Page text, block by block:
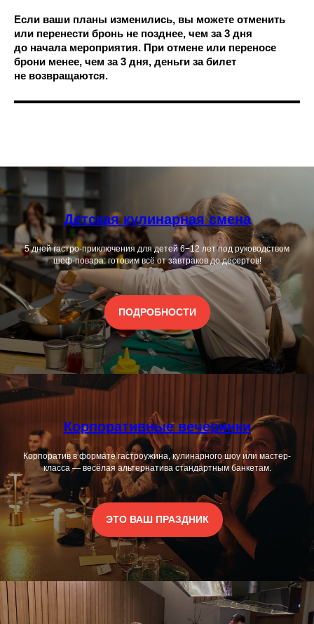
Если ваши планы изменились, вы можете отменить
или перенести бронь не позднее, чем за 3 дня
до начала мероприятия. При отмене или переносе
брони менее, чем за 3 дня, деньги за билет
не возвращаются.
Детская кулинарная смена
5 дней гастро-приключения для детей 6−12 лет под руководством
шеф-повара: готовим всё от завтраков до десертов!
ПОДРОБНОСТИ
Корпоративные вечеринки
Корпоратив в формате гастроужина, кулинарного шоу или мастер-
класса — весёлая альтернатива стандартным банкетам.
ЭТО ВАШ ПРАЗДНИК